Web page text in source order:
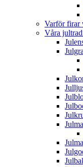
Varför firar
Våra